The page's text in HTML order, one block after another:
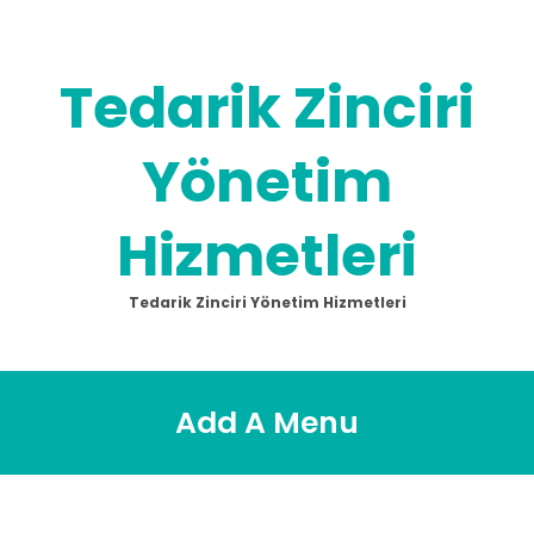
Tedarik Zinciri
Yönetim
Hizmetleri
Tedarik Zinciri Yönetim Hizmetleri
Add A Menu